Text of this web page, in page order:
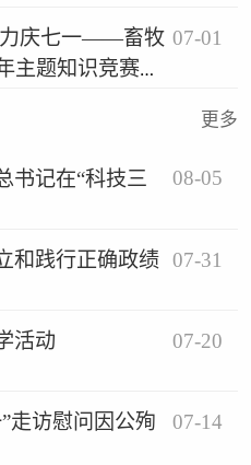
力庆七一——畜牧
主题知识竞赛活
07-01
更多
书记在“科技三
08-05
和践行正确政绩 07-31
活动 07-20
走访慰问因公殉
07-14